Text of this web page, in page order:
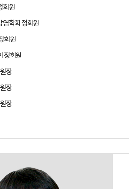
회원
염학회 정회원
회원
정회원
장
장
장